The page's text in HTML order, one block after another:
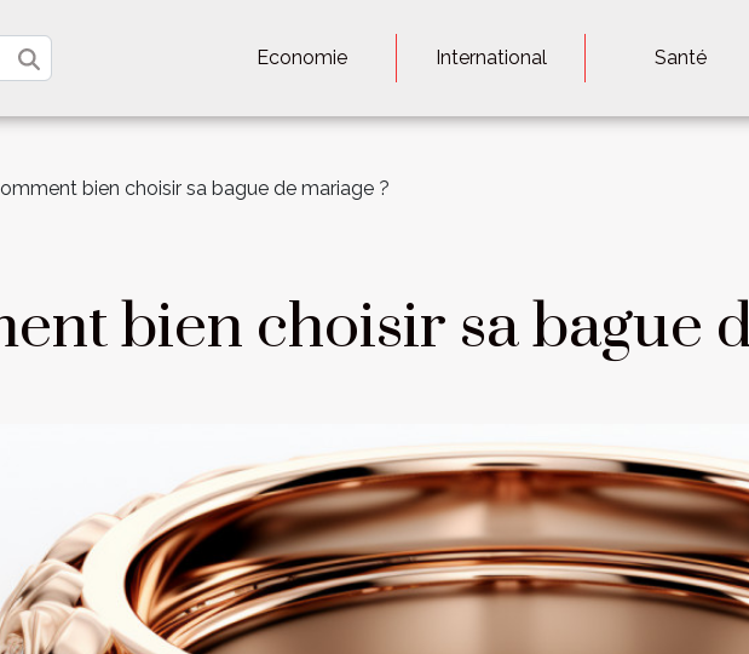
Economie International Santé
bien choisir sa bague de mariage ?
bien choisir sa bague